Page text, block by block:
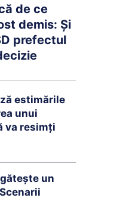
de ce
demis: Și
prefectul
estimările
unui
va resimți
un